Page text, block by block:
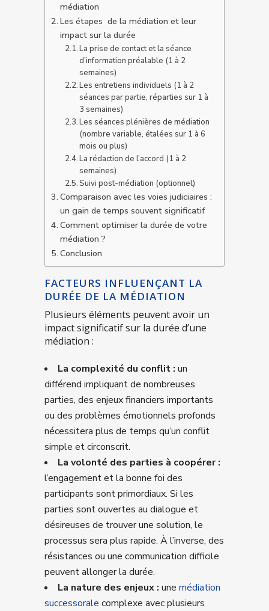
médiation
Les étapes de la médiation et leur
impact sur la durée
La prise de contact et la séance
d’information préalable (1 à 2
semaines)
Les entretiens individuels (1 à 2
séances par partie, réparties sur 1 à
3 semaines)
Les séances plénières de médiation
(nombre variable, étalées sur 1 à 6
mois ou plus)
La rédaction de l’accord (1 à 2
semaines)
Suivi post-médiation (optionnel)
Comparaison avec les voies judiciaires :
un gain de temps souvent significatif
Comment optimiser la durée de votre
médiation ?
Conclusion
FACTEURS INFLUENÇANT LA
DURÉE DE LA MÉDIATION
Plusieurs éléments peuvent avoir un
impact significatif sur la durée d’une
médiation :
La complexité du conflit : un
différend impliquant de nombreuses
parties, des enjeux financiers importants
ou des problèmes émotionnels profonds
nécessitera plus de temps qu’un conflit
simple et circonscrit.
La volonté des parties à coopérer :
l’engagement et la bonne foi des
participants sont primordiaux. Si les
parties sont ouvertes au dialogue et
désireuses de trouver une solution, le
processus sera plus rapide. À l’inverse, des
résistances ou une communication difficile
peuvent allonger la durée.
La nature des enjeux : une médiation
successorale complexe avec plusieurs